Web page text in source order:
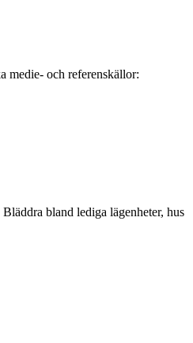
medie- och referenskällor:
bland lediga lägenheter, hus